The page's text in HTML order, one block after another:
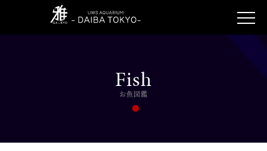
Fish
お魚図鑑